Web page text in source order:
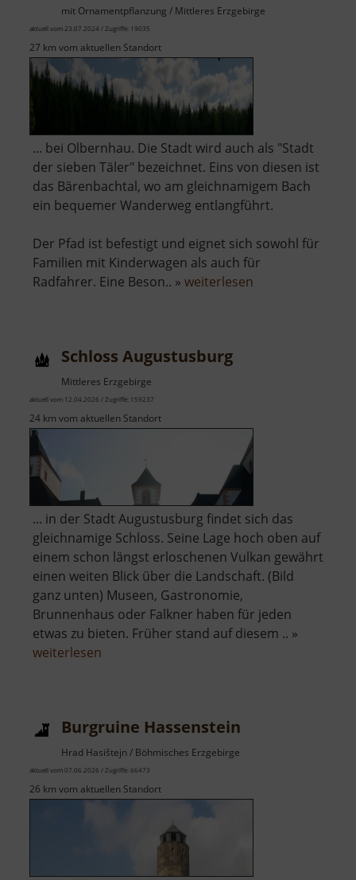
mit Ornamentpflanzung / Mittleres Erzgebirge
aktuell vom 23.07.2024 / Zugriffe: 19035
27 km vom aktuellen Standort
... bei Olbernhau. Die Stadt wird auch als "Stadt
der sieben Täler" bezeichnet. Eins von diesen ist
das Bärenbachtal, wo am gleichnamigem Bach
ein bequemer Wanderweg entlangführt.
Der Pfad ist befestigt und eignet sich sowohl für
Familien mit Kinderwagen als auch für
Radfahrer. Eine Beson.. » weiterlesen
Schloss Augustusburg
Mittleres Erzgebirge
aktuell vom 12.04.2026 / Zugriffe: 159237
24 km vom aktuellen Standort
... in der Stadt Augustusburg findet sich das
gleichnamige Schloss. Seine Lage hoch oben auf
einem schon längst erloschenen Vulkan gewährt
einen weiten Blick über die Landschaft. (Bild
ganz unten) Museen, Gastronomie,
Brunnenhaus oder Falkner haben für jeden
etwas zu bieten. Früher stand auf diesem .. »
weiterlesen
Burgruine Hassenstein
Hrad Hasištejn / Böhmisches Erzgebirge
aktuell vom 07.06.2026 / Zugriffe: 66473
26 km vom aktuellen Standort